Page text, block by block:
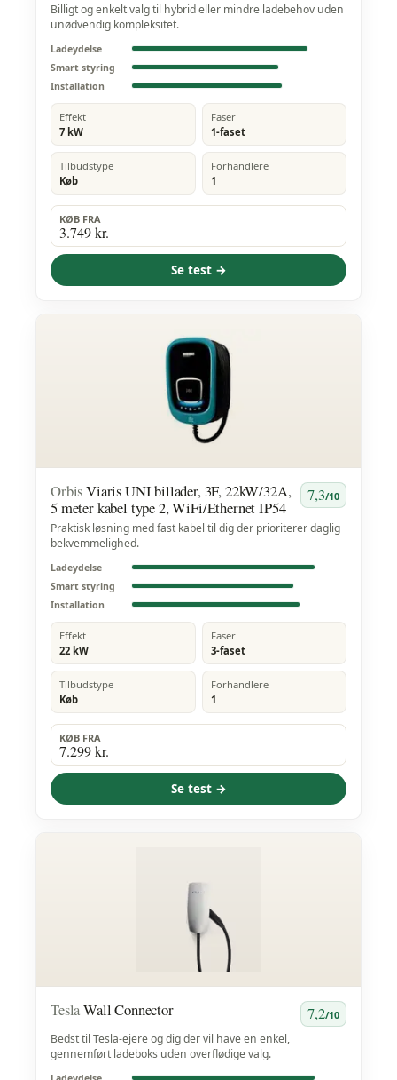
Billigt og enkelt valg til hybrid eller mindre ladebehov uden
unødvendig kompleksitet.
Ladeydelse
Smart styring
Installation
Effekt
7 kW
Faser
1-faset
Tilbudstype
Køb
Forhandlere
1
KØB FRA
3.749 kr.
Se test →
OrbisViaris UNI billader, 3F, 22kW/32A,
5 meter kabel type 2, WiFi/Ethernet IP54
7,3/10
Praktisk løsning med fast kabel til dig der prioriterer daglig
bekvemmelighed.
Ladeydelse
Smart styring
Installation
Effekt
22 kW
Faser
3-faset
Tilbudstype
Køb
Forhandlere
1
KØB FRA
7.299 kr.
Se test →
TeslaWall Connector 7,2/10
Bedst til Tesla-ejere og dig der vil have en enkel,
gennemført ladeboks uden overflødige valg.